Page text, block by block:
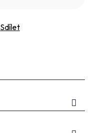
Sdílet